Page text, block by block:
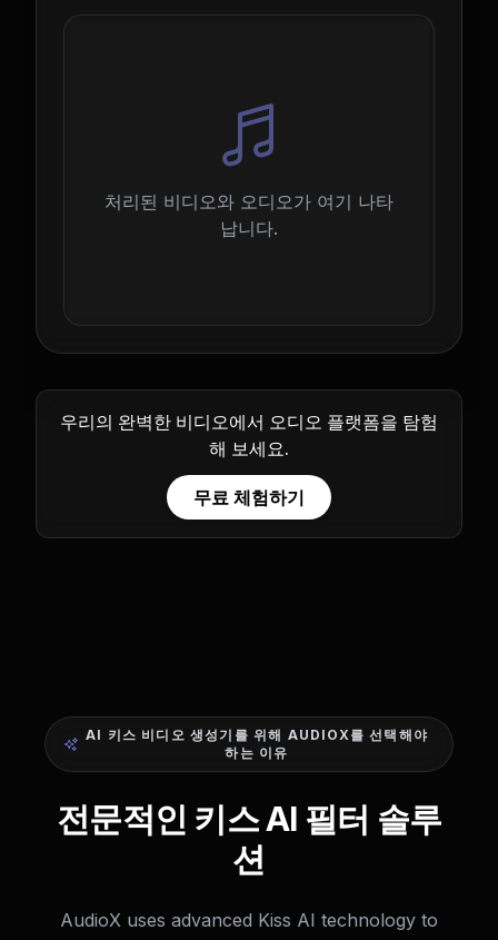
처리된 비디오와 오디오가 여기 나타
납니다.
우리의 완벽한 비디오에서 오디오 플랫폼을 탐험
해 보세요.
무료 체험하기
AI 키스 비디오 생성기를 위해 AUDIOX를 선택해야
하는 이유
전문적인 키스 AI 필터 솔루
션
AudioX uses advanced Kiss AI technology to